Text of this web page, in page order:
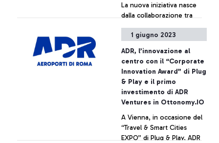
La nuova iniziativa nasce
dalla collaborazione tra
radiovisione d’Italia.
Collegamenti dallo scalo di
Fiumicino con gli speaker
delle radio del gruppo RTL
102.5 e i giovani della
comunicazione di Aeroporti
di Roma. Prossima tappa,
un laboratorio radiofonico
con gli studenti di tre
autorevoli atenei che
ospitano radio universitarie:
+ Approfondisci
1 giugno 2023
ADR, l’innovazione al
centro con il “Corporate
Innovation Award” di Plug
& Play e il primo
investimento di ADR
Ventures in Ottonomy.IO
A Vienna, in occasione del
“Travel & Smart Cities
EXPO” di Plug & Play, ADR